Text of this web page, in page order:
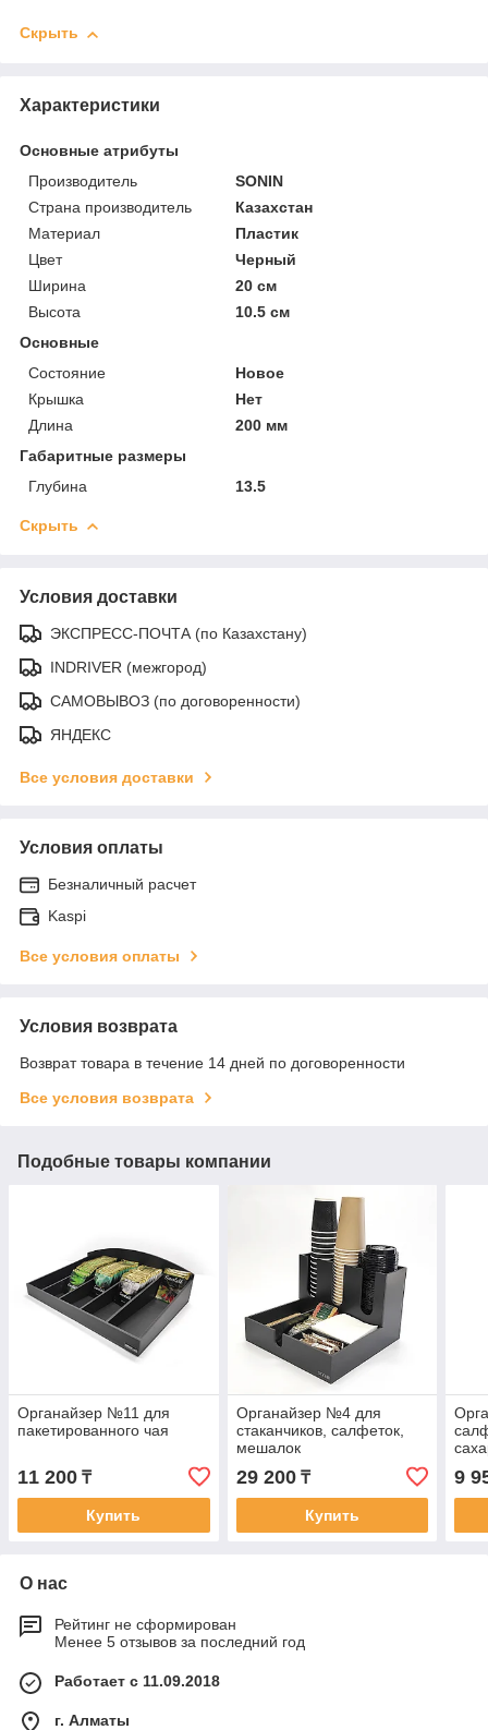
Скрыть
Характеристики
Основные атрибуты
Производитель
SONIN
Страна производитель
Казахстан
Материал
Пластик
Цвет
Черный
Ширина
20 см
Высота
10.5 см
Основные
Состояние
Новое
Крышка
Нет
Длина
200 мм
Габаритные размеры
Глубина
13.5
Скрыть
Условия доставки
ЭКСПРЕСС-ПОЧТА (по Казахстану)
INDRIVER (межгород)
САМОВЫВОЗ (по договоренности)
ЯНДЕКС
Все условия доставки
Условия оплаты
Безналичный расчет
Kaspi
Все условия оплаты
Условия возврата
Возврат товара в течение 14 дней по договоренности
Все условия возврата
Подобные товары компании
Органайзер №11 для
пакетированного чая
11 200 ₸
Купить
Органайзер №4 для
стаканчиков, салфеток,
мешалок
29 200₸
Купить
9
О нас
Рейтинг не сформирован
Менее 5 отзывов за последний год
Работает с 11.09.2018
г. Алматы